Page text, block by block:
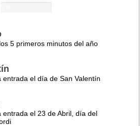
5 primeros minutos del año
entrada el día de San Valentín
entrada el 23 de Abril, día del